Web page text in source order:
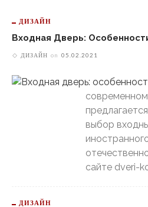
ДИЗАЙН
Входная Дверь:
ДИЗАЙН on 05.02.2021
выбор
сайте dveri-
ДИЗАЙН